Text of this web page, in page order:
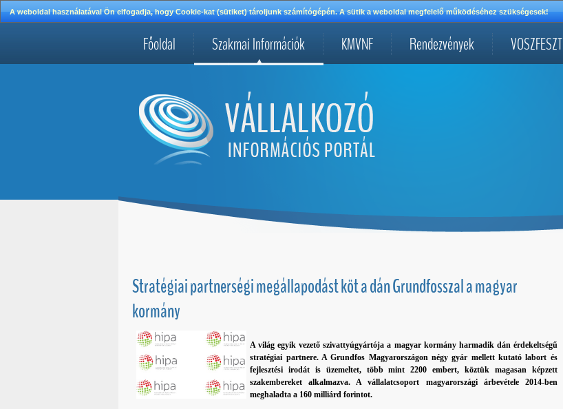
A weboldal használatával Ön elfogadja, hogy Cookie-kat (sütiket) tároljunk számítógépén. A sütik a weboldal megfelelő működéséhez szükségesek!
Főoldal Szakmai Információk KMVNF Rendezvények VOSZFESZT
Stratégiai partnerségi megállapodást köt a dán Grundfosszal a magyar
kormány
A világ egyik vezető szivattyúgyártója a magyar kormány harmadik dán érdekeltségű
stratégiai partnere. A Grundfos Magyarországon négy gyár mellett kutató labort és
fejlesztési irodát is üzemeltet, több mint 2200 embert, köztük magasan képzett
szakembereket alkalmazva. A vállalatcsoport magyarországi árbevétele 2014-ben
meghaladta a 160 milliárd forintot.